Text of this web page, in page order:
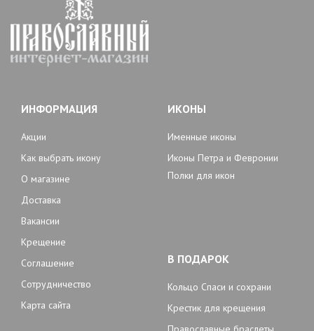
ИНФОРМАЦИЯ
Акции
Как выбрать икону
О магазине
Доставка
Вакансии
Крещение
Соглашение
Сотрудничество
Карта сайта
ИКОНЫ
Именные иконы
Иконы Петра и Февронии
Полки для икон
В ПОДАРОК
Кольцо Спаси и сохрани
Крестик для крещения